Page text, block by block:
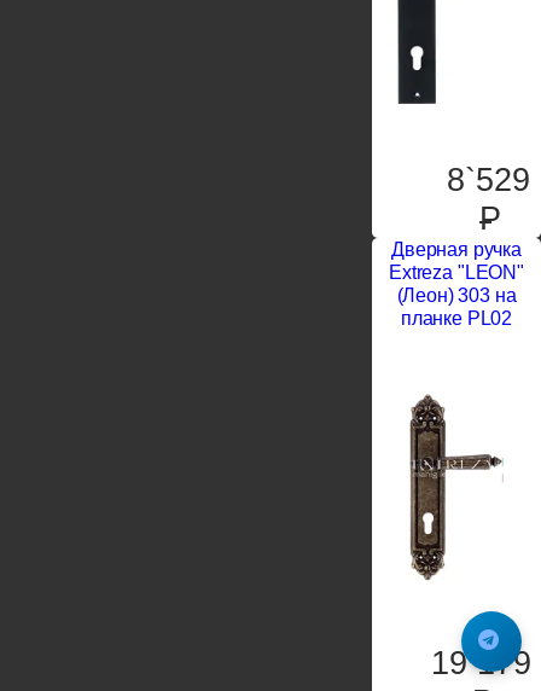
8`529
P
Дверная ручка
Extreza "LEON"
(Леон) 303 на
планке PL02
19`179